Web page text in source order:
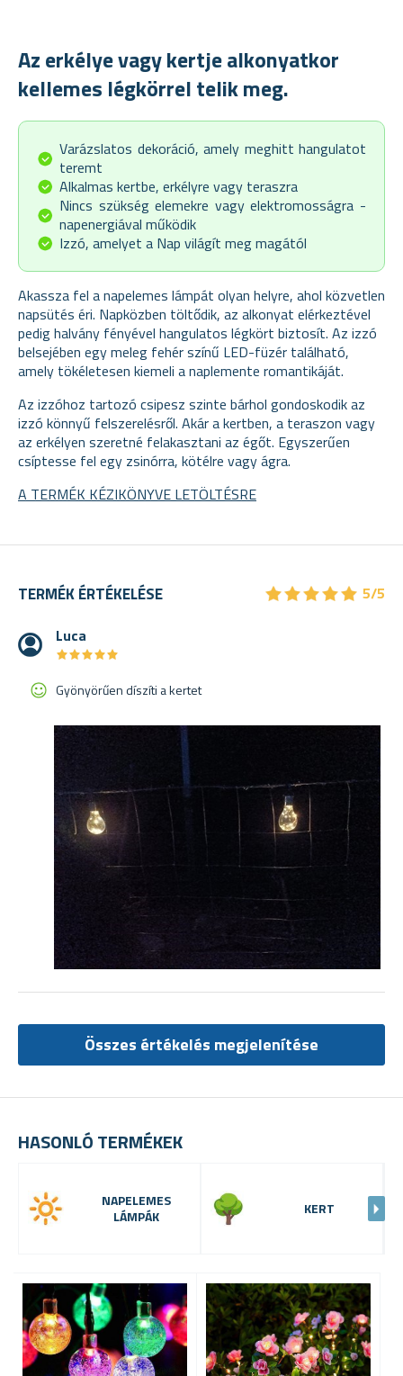
Az erkélye vagy kertje alkonyatkor
kellemes légkörrel telik meg.
Varázslatos dekoráció, amely meghitt hangulatot
teremt
Alkalmas kertbe, erkélyre vagy teraszra
Nincs szükség elemekre vagy elektromosságra -
napenergiával működik
Izzó, amelyet a Nap világít meg magától
Akassza fel a napelemes lámpát olyan helyre, ahol közvetlen
napsütés éri. Napközben töltődik, az alkonyat elérkeztével
pedig halvány fényével hangulatos légkört biztosít. Az izzó
belsejében egy meleg fehér színű LED-füzér található,
amely tökéletesen kiemeli a naplemente romantikáját.
Az izzóhoz tartozó csipesz szinte bárhol gondoskodik az
izzó könnyű felszerelésről. Akár a kertben, a teraszon vagy
az erkélyen szeretné felakasztani az égőt. Egyszerűen
csíptesse fel egy zsinórra, kötélre vagy ágra.
A TERMÉK KÉZIKÖNYVE LETÖLTÉSRE
HASONLÓ TERMÉKEK
NAPELEMES
LÁMPÁK
KERT
TERMÉK ÉRTÉKELÉSE ★★★★★
★★★★★ 5/5
Luca
★★★★★
★★★★★
Gyönyörűen díszíti a kertet
Összes értékelés megjelenítése